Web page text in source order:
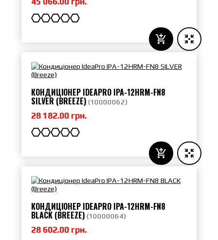
КОНДИЦІОНЕР IDEAPRO IPA-12HRM-FN8
SILVER (BREEZE) (10000062)
28 182.00 грн.
КОНДИЦІОНЕР IDEAPRO IPA-12HRM-FN8
BLACK (BREEZE) (10000064)
28 602.00 грн.